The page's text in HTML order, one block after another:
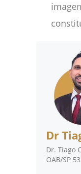
Dr
Dr. Tiago
OAB/SP